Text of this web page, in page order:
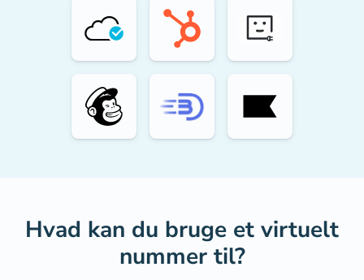
Hvad kan du bruge et virtuelt
nummer til?